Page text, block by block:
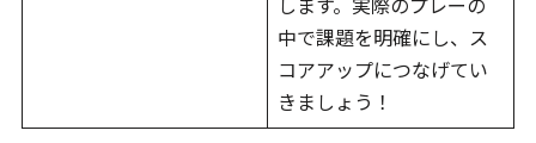
中で課題を明確にし、ス
コアアップにつなげてい
きましょう！